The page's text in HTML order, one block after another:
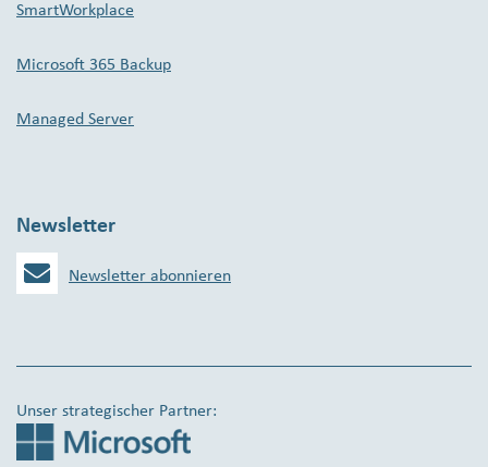
SmartWorkplace
Microsoft 365 Backup
Managed Server
Newsletter
Newsletter abonnieren
Unser strategischer Partner: